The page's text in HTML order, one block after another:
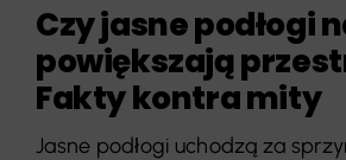
Czy jasne podłogi
powiększają
Fakty kontra mity
Jasne podłogi uchodzą za